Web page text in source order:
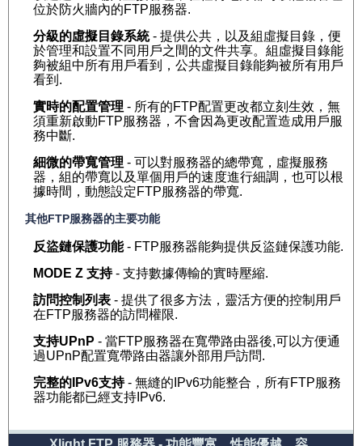
位於防火牆內的FTP服務器.
分級的虛擬目錄系統- 提供公共，以及組虛擬目錄，便
於管理和設置不同用戶之間的文件共享。組虛擬目錄能
夠被組中所有用戶看到，公共虛擬目錄能夠被所有用戶
看到.
實時的配置管理 - 所有的FTP配置更改都立刻生效，無
須重新啟動FTP服務器，不會因為更改配置造成用戶服
務中斷.
細微的帶寬管理 - 可以對服務器的總帶寬，虛擬服務
器，組的帶寬以及單個用戶的速度進行細調，也可以根
據時間，動態設定FTP服務器的帶寬.
其他FTP服務器的主要功能
反盜鏈保護功能- FTP服務器能夠提供反盜鏈保護功能.
MODE Z 支持- 支持數據傳輸的實時壓縮.
訪問控制列表 - 提供了很多方法，靈活方便的控制用戶
在FTP服務器的訪問權限.
支持UPnP - 當FTP服務器在寬帶路由器後,可以方便通
過UPnP配置寬帶路由器讓外部用戶訪問.
完整的IPv6支持- 無縫的IPv6功能整合，所有FTP服務
器功能都已經支持IPv6.